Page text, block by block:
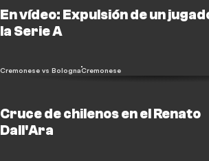
En vídeo: Expulsión de un
la Serie A
Cremonese vs BolognaCremonese
Cruce de chilenos en el Renato
Dall'Ara